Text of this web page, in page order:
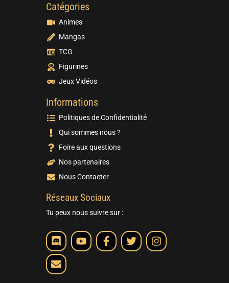
Catégories
Animes
Mangas
TCG
Figurines
Jeux Vidéos
Informations
Politiques de Confidentialité
Qui sommes nous ?
Foire aux questions
Nos partenaires
Nous Contacter
Réseaux Sociaux
Tu peux nous suivre sur :